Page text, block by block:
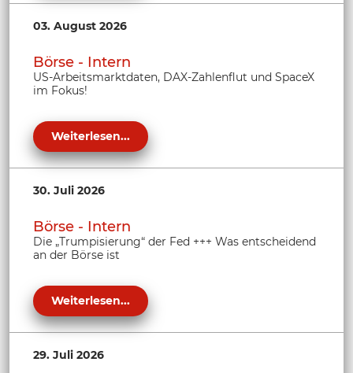
03. August 2026
Börse - Intern
US-Arbeitsmarktdaten, DAX-Zahlenflut und SpaceX
im Fokus!
Weiterlesen...
30. Juli 2026
Börse - Intern
Die „Trumpisierung“ der Fed +++ Was entscheidend
an der Börse ist
Weiterlesen...
29. Juli 2026